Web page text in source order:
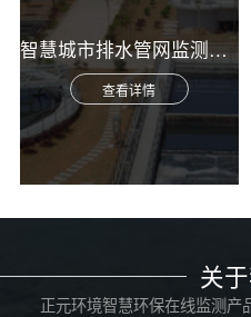
智慧城市排水管网监测综合解决方案
查看详情
关
正元环境智慧环保在线监测